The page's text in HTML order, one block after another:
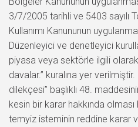
3/7/2005 tarihli ve 5403 sayılı
Kullanımı Kanununun
Düzenleyici ve denetleyici
piyasa veya sektörle ilgili olarak
davalar.” kuralına yer verilmiştir.
dilekçesi” başlıklı 48.
kesin bir karar hakkında
temyiz isteminin reddine karar